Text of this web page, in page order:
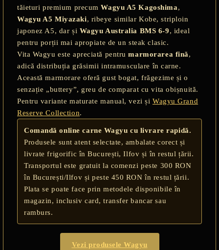
30%
tăieturi premium precumWagyu A5 Kagoshima,
Wagyu A5 Miyazaki, ribeye similar Kobe, striploin
japonez A5, dar și Wagyu Australia BMS 6-9, ideal
pentru porții mai apropiate de un steak clasic.
Vita Wagyu este apreciată pentrumarmorarea fină,
adică distribuția grăsimii intramusculare în carne.
Această marmorare oferă gust bogat, frăgezime și o
senzație „buttery”, greu de comparat cu vita obișnuită.
Pentru variante maturate manual, vezi și Wagyu Grand
Reserve Collection.
Comandă online carne Wagyu cu livrare rapidă.
Produsele sunt atent selectate, ambalate corect și
livrate frigorific în București, Ilfov și în restul țării.
Transportul este gratuit la comenzi peste 300 RON
în București/Ilfov și peste 450 RON în restul țării.
Plata se poate face prin metodele disponibile în
magazin, inclusiv card, transfer bancar sau
ramburs.
Vezi produsele Wagyu